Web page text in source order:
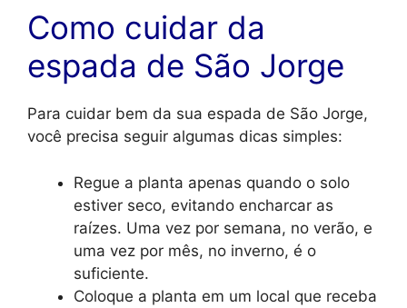
Como cuidar da
espada de São Jorge
Para cuidar bem da sua espada de São Jorge,
você precisa seguir algumas dicas simples:
Regue a planta apenas quando o solo
estiver seco, evitando encharcar as
raízes. Uma vez por semana, no verão, e
uma vez por mês, no inverno, é o
suficiente.
Coloque a planta em um local que receba